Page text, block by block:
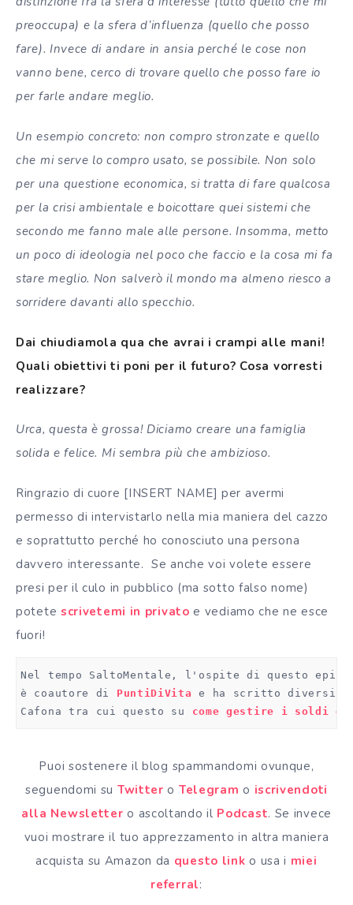
preoccupa) e la sfera d’influenza (quello che posso
fare). Invece di andare in ansia perché le cose non
vanno bene, cerco di trovare quello che posso fare io
per farle andare meglio.
Un esempio concreto: non compro stronzate e quello
che mi serve lo compro usato, se possibile. Non solo
per una questione economica, si tratta di fare qualcosa
per la crisi ambientale e boicottare quei sistemi che
secondo me fanno male alle persone. Insomma, metto
un poco di ideologia nel poco che faccio e la cosa mi fa
stare meglio. Non salverò il mondo ma almeno riesco a
sorridere davanti allo specchio.
Dai chiudiamola qua che avrai i crampi alle mani!
Quali obiettivi ti poni per il futuro? Cosa vorresti
realizzare?
Urca, questa è grossa! Diciamo creare una famiglia
solida e felice. Mi sembra più che ambizioso.
Ringrazio di cuore [INSERT NAME] per avermi
permesso di intervistarlo nella mia maniera del cazzo
e soprattutto perché ho conosciuto una persona
davvero interessante. Se anche voi volete essere
presi per il culo in pubblico (ma sotto falso nome)
potete scrivetemi in privato e vediamo che ne esce
fuori!
Nel tempo SaltoMentale, l'ospite di questo
è coautore di PuntiDiVita
e ha scritto diversi
Cafona tra cui questo su come gestire i soldi
Puoi sostenere il blog spammandomi ovunque,
seguendomi su Twitter o Telegram o iscrivendoti
alla Newsletter o ascoltando il Podcast. Se invece
vuoi mostrare il tuo apprezzamento in altra maniera
acquista su Amazon da questo link o usa i miei
referral: